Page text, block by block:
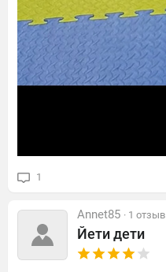
1
Annet85 · 1 отзыв
Йети дети